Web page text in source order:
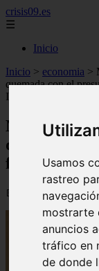
Usamos
rastreo
mostrarte
anuncios
tráfico en
de donde
crisis09.es
☰
Inicio
Inicio > economia >
quemada con el
Italia
Merz busca
quemada
frente a la
📅 22/06/2026